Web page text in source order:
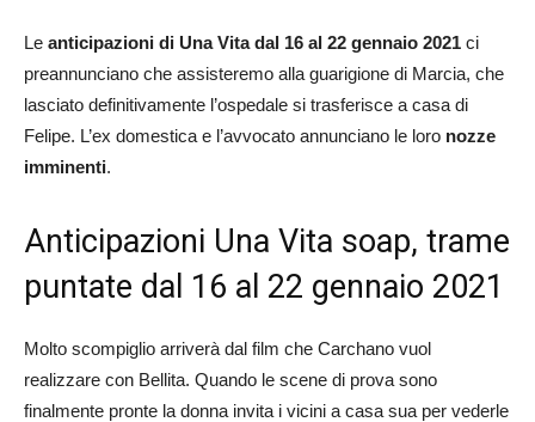
Le anticipazioni di Una Vita dal 16 al 22 gennaio 2021 ci
preannunciano che assisteremo alla guarigione di Marcia, che
lasciato definitivamente l’ospedale si trasferisce a casa di
Felipe. L’ex domestica e l’avvocato annunciano le loro nozze
imminenti.
Anticipazioni Una Vita soap, trame
puntate dal 16 al 22 gennaio 2021
Molto scompiglio arriverà dal film che Carchano vuol
realizzare con Bellita. Quando le scene di prova sono
finalmente pronte la donna invita i vicini a casa sua per vederle